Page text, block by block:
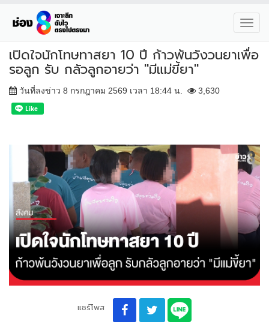
เปิดใจนักโทษทาสยา 10 ปี ก้าวพ้นวังวนยาเพื่อ
รอลูก รับ กลัวลูกอายว่า "มีแม่ขี้ยา"
วันที่ลงข่าว 8 กรกฎาคม 2569 เวลา 18:44 น. 3,630
แชร์โพส